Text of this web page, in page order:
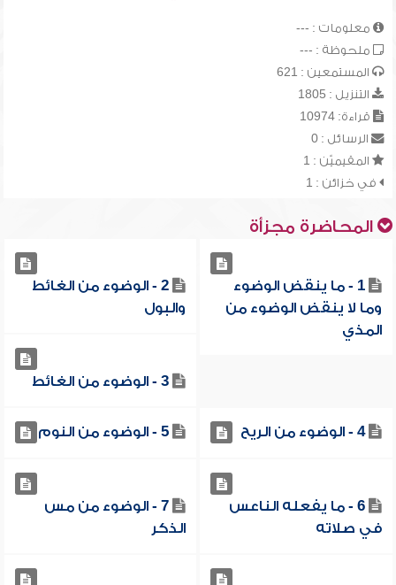
معلومات : ---
ملحوظة : ---
المستمعين : 621
التنزيل : 1805
قراءة: 10974
الرسائل : 0
المقيميّن : 1
في خزائن : 1
المحاضرة مجزأة
1 - ما ينقض الوضوء
وما لا ينقض الوضوء من
المذي
2 - الوضوء من الغائط
والبول
3 - الوضوء من الغائط
4 - الوضوء من الريح 5 - الوضوء من النوم
6 - ما يفعله الناعس
في صلاته
7 - الوضوء من مس
الذكر